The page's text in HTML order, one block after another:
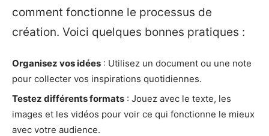
comment fonctionne le processus de
création. Voici quelques bonnes pratiques :
Organisez vos idées : Utilisez un document ou une note
pour collecter vos inspirations quotidiennes.
Testez différents formats : Jouez avec le texte, les
images et les vidéos pour voir ce qui fonctionne le mieux
avec votre audience.